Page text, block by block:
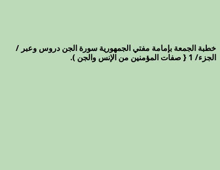
خطبة الجمعة بإمامة مفتي الجمهورية سورة الجن دروس وعبر /
الجزء/ 1 { صفات المؤمنين من الإنس والجن ).